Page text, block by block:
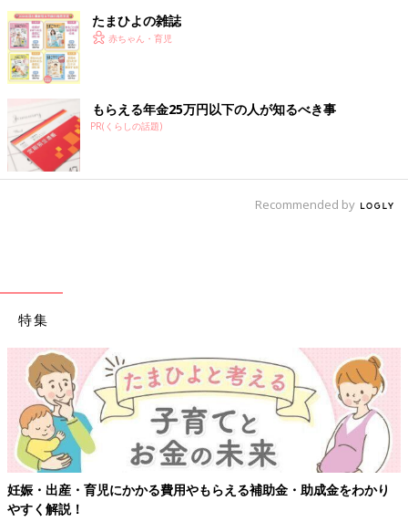
たまひよの雑誌
赤ちゃん・育児
もらえる年金25万円以下の人が知るべき事
PR(くらしの話題)
Recommended by
特集
【ワクチン接種できるものも】妊婦の感染症対策、知っておいて！